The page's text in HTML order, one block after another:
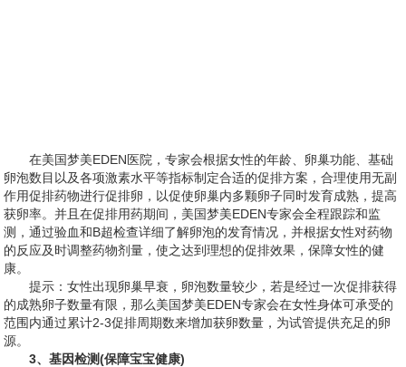
在美国梦美EDEN医院，专家会根据女性的年龄、卵巢功能、基础
卵泡数目以及各项激素水平等指标制定合适的促排方案，合理使用无副
作用促排药物进行促排卵，以促使卵巢内多颗卵子同时发育成熟，提高
获卵率。并且在促排用药期间，美国梦美EDEN专家会全程跟踪和监
测，通过验血和B超检查详细了解卵泡的发育情况，并根据女性对药物
的反应及时调整药物剂量，使之达到理想的促排效果，保障女性的健
康。
提示：女性出现卵巢早衰，卵泡数量较少，若是经过一次促排获得
的成熟卵子数量有限，那么美国梦美EDEN专家会在女性身体可承受的
范围内通过累计2-3促排周期数来增加获卵数量，为试管提供充足的卵
源。
3、基因检测(保障宝宝健康)